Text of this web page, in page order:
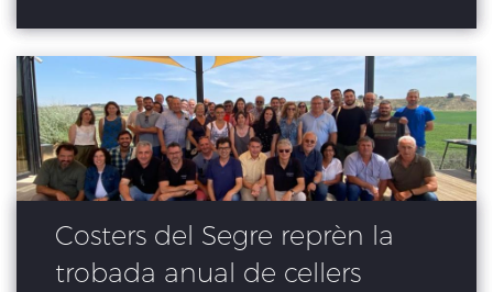
de les primeres vinificacions experimentals del
Costers del Segre reprèn la
trobada anual de cellers